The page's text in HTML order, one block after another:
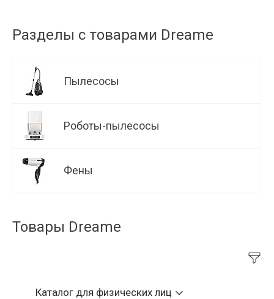
Разделы с товарами Dreame
Пылесосы
Роботы-пылесосы
Фены
Товары Dreame
Каталог для физических лиц